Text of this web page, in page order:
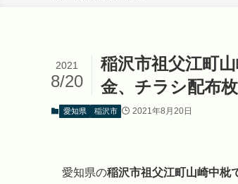
稲沢市祖父江町
金、チラシ配布
2021
8/20
愛知県 稲沢市 2021年8月20日
愛知県の稲沢市祖父江町山崎中枇